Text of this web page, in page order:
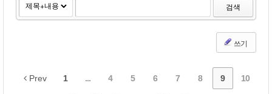
검색
쓰기
Prev 1 ... 4 5 6 7 8 9 10